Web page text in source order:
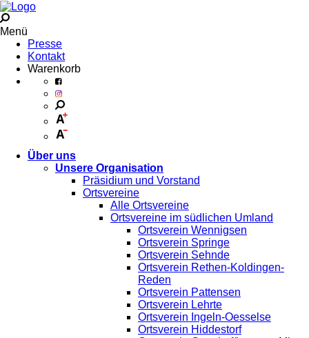
Menü
Presse
Kontakt
Warenkorb
Über uns
Unsere Organisation
Präsidium und Vorstand
Ortsvereine
Alle Ortsvereine
Ortsvereine im südlichen Umland
Ortsverein Wennigsen
Ortsverein Springe
Ortsverein Sehnde
Ortsverein Rethen-Koldingen-
Reden
Ortsverein Pattensen
Ortsverein Lehrte
Ortsverein Ingeln-Oesselse
Ortsverein Hiddestorf